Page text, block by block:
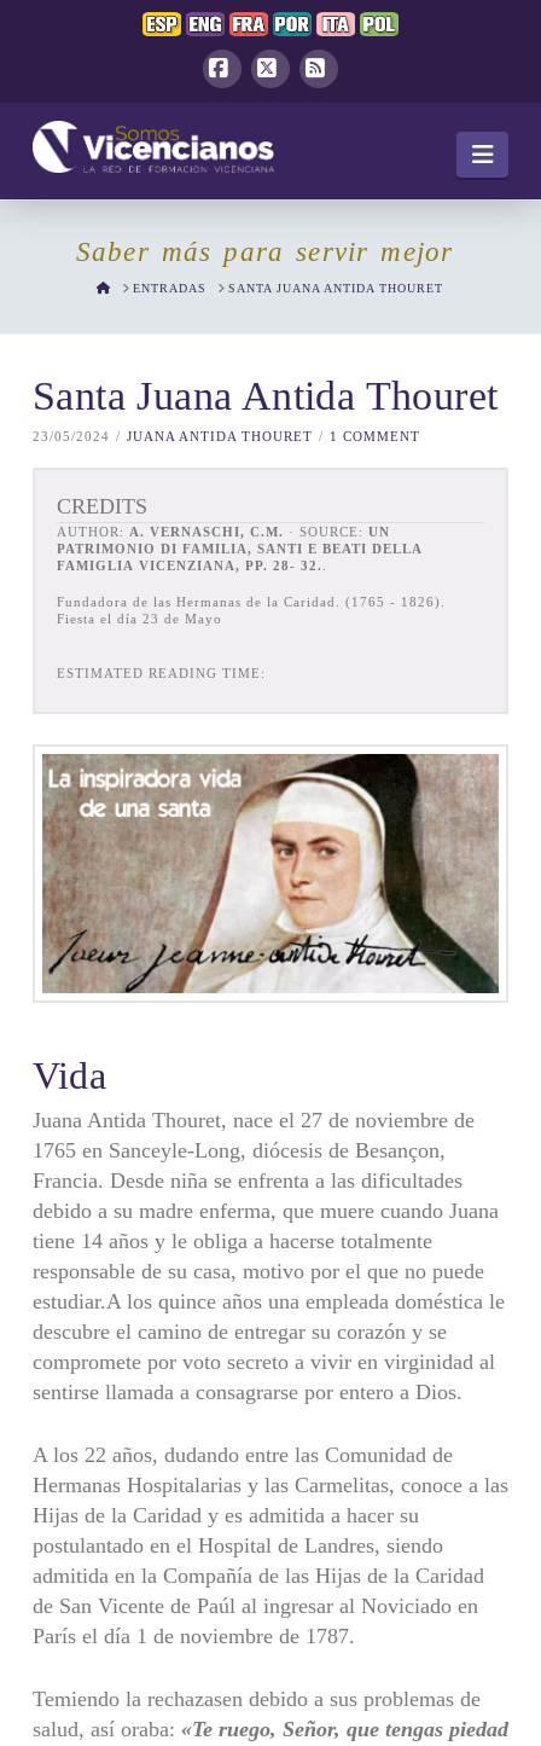
Saber más para servir mejor
HOMEENTRADAS SANTA JUANA ANTIDA THOURET
Santa Juana Antida Thouret
23/05/2024 JUANA ANTIDA THOURET 1 COMMENT
CREDITS
AUTHOR: A. VERNASCHI, C.M. · SOURCE: UN
PATRIMONIO DI FAMILIA, SANTI E BEATI DELLA
FAMIGLIA VICENZIANA, PP. 28- 32.
Fundadora de las Hermanas de la Caridad. (1765 - 1826).
Fiesta el día 23 de Mayo
ESTIMATED READING TIME:
Vida
Juana Antida Thouret, nace el 27 de noviembre de
1765 en Sanceyle-Long, diócesis de Besançon,
Francia. Desde niña se enfrenta a las dificultades
debido a su madre enferma, que muere cuando Juana
tiene 14 años y le obliga a hacerse totalmente
responsable de su casa, motivo por el que no puede
estudiar.A los quince años una empleada doméstica le
descubre el camino de entregar su corazón y se
compromete por voto secreto a vivir en virginidad al
sentirse llamada a consagrarse por entero a Dios.
A los 22 años, dudando entre las Comunidad de
Hermanas Hospitalarias y las Carmelitas, conoce a las
Hijas de la Caridad y es admitida a hacer su
postulantado en el Hospital de Landres, siendo
admitida en la Compañía de las Hijas de la Caridad
de San Vicente de Paúl al ingresar al Noviciado en
París el día 1 de noviembre de 1787.
Temiendo la rechazasen debido a sus problemas de
salud, así oraba: «Te ruego, Señor, que tengas piedad